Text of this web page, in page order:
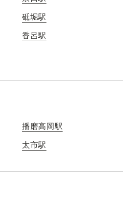
砥堀駅
香呂駅
播磨高岡駅
太市駅